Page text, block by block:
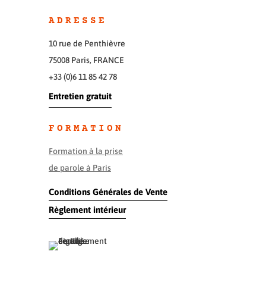
ADRESSE
10 rue de Penthièvre
75008 Paris, FRANCE
+33 (0)6 11 85 42 78
Entretien gratuit
FORMATION
Formation à la prise
de parole à Paris
Conditions Générales de Vente
Règlement intérieur